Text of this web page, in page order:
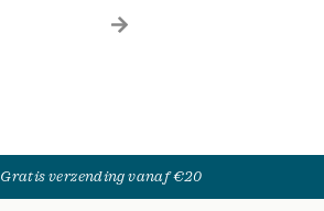
Gratis verzending vanaf €20